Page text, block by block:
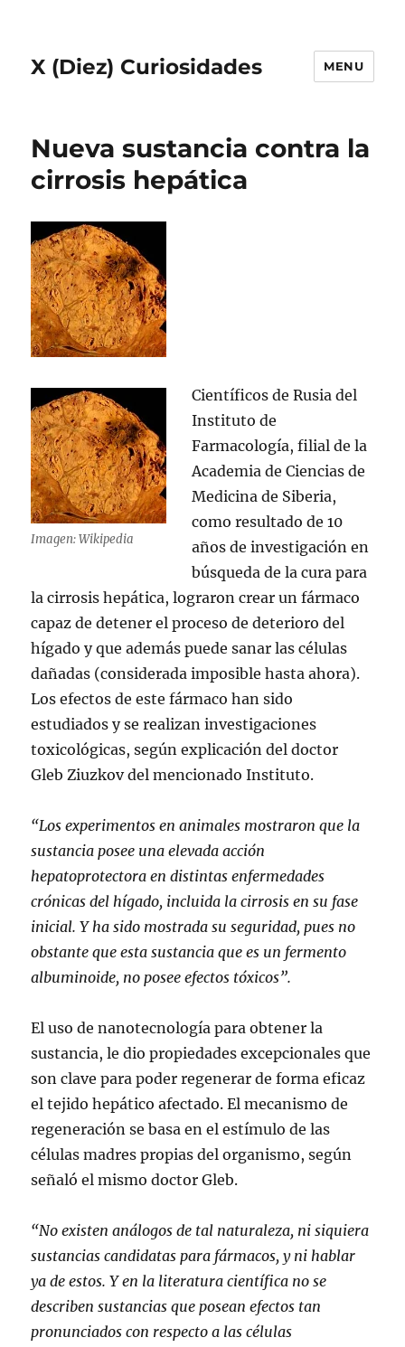
X (Diez) Curiosidades MENU
Nueva sustancia contra la
cirrosis hepática
Imagen: Wikipedia
Científicos de Rusia del
Instituto de
Farmacología, filial de la
Academia de Ciencias de
Medicina de Siberia,
como resultado de 10
años de investigación en
búsqueda de la cura para
la cirrosis hepática, lograron crear un fármaco
capaz de detener el proceso de deterioro del
hígado y que además puede sanar las células
dañadas (considerada imposible hasta ahora).
Los efectos de este fármaco han sido
estudiados y se realizan investigaciones
toxicológicas, según explicación del doctor
Gleb Ziuzkov del mencionado Instituto.
“Los experimentos en animales mostraron que la
sustancia posee una elevada acción
hepatoprotectora en distintas enfermedades
crónicas del hígado, incluida la cirrosis en su fase
inicial. Y ha sido mostrada su seguridad, pues no
obstante que esta sustancia que es un fermento
albuminoide, no posee efectos tóxicos”.
El uso de nanotecnología para obtener la
sustancia, le dio propiedades excepcionales que
son clave para poder regenerar de forma eficaz
el tejido hepático afectado. El mecanismo de
regeneración se basa en el estímulo de las
células madres propias del organismo, según
señaló el mismo doctor Gleb.
“No existen análogos de tal naturaleza, ni siquiera
sustancias candidatas para fármacos, y ni hablar
ya de estos. Y en la literatura científica no se
describen sustancias que posean efectos tan
pronunciados con respecto a las células